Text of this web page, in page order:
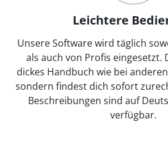
Leichtere
Unsere Software wird täglich
als auch von Profis eingesetzt.
dickes Handbuch wie bei
sondern findest dich sofort
Beschreibungen sind auf
verfügbar.